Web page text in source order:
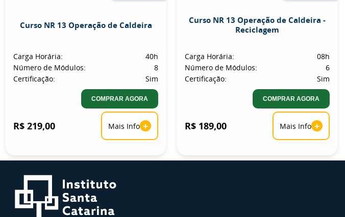
Curso NR 13 Operação de Caldeira
Carga Horária:
40h
Número de Módulos:
8
Certificação:
Sim
COMPRAR AGORA
R$ 219,00 Mais Info +
Curso NR 13 Operação de Caldeira -
Reciclagem
Carga Horária:
08h
Número de Módulos:
6
Certificação:
Sim
COMPRAR AGORA
R$ 189,00 Mais Info +